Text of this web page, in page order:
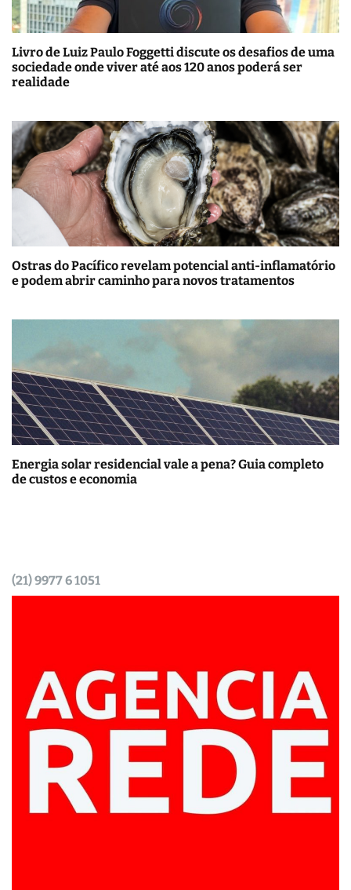
Livro de Luiz Paulo Foggetti discute os desafios de uma
sociedade onde viver até aos 120 anos poderá ser
realidade
Ostras do Pacífico revelam potencial anti-inflamatório
e podem abrir caminho para novos tratamentos
Energia solar residencial vale a pena? Guia completo
de custos e economia
(21) 9977 6 1051